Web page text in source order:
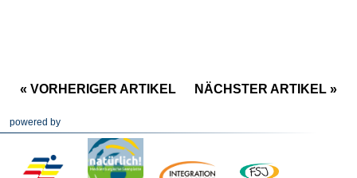
NÄCHSTER ARTIKEL »
« VORHERIGER ARTIKEL
powered by